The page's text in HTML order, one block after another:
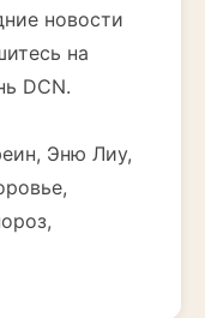
новости
на
DCN.
Эню Лиу,